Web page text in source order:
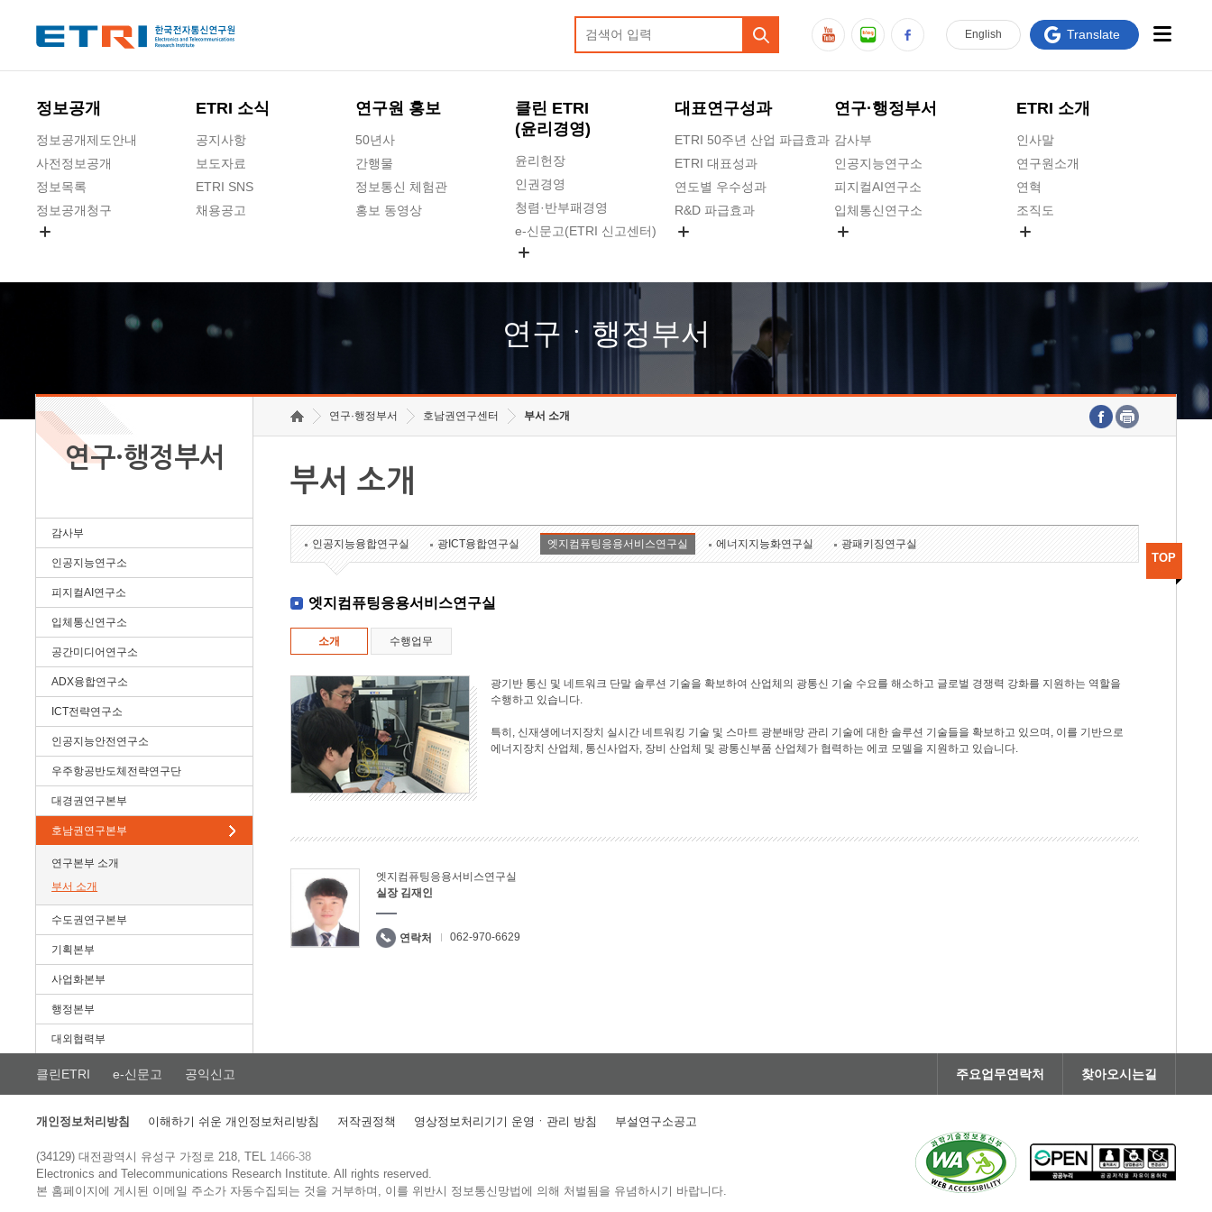
정보공개
정보공개제도안내
사전정보공개
정보목록
정보공개청구
ETRI 소식
공지사항
보도자료
ETRI SNS
채용공고
연구원 홍보
50년사
간행물
정보통신 체험관
홍보 동영상
클린 ETRI
(윤리경영)
윤리헌장
인권경영
청렴·반부패경영
e-신문고(ETRI 신고센터)
고객의소리
수의계약 현황
대표연구성과
ETRI 50주년 산업 파급효과
ETRI 대표성과
연도별 우수성과
R&D 파급효과
연구·행정부서
감사부
인공지능연구소
피지컬AI연구소
입체통신연구소
호남권연구본부
기획본부
ETRI 소개
인사말
연구원소개
연혁
조직도
연구원 고객헌장
주요업무연락처
English Translate
연구ㆍ행정부서
연구·행정부서
감사부
인공지능연구소
피지컬AI연구소
입체통신연구소
공간미디어연구소
ADX융합연구소
ICT전략연구소
인공지능안전연구소
우주항공반도체전략연구단
대경권연구본부
호남권연구본부
연구본부 소개
부서 소개
수도권연구본부
기획본부
사업화본부
행정본부
대외협력부
연구·행정부서 호남권연구센터 부서 소개
부서 소개
인공지능융합연구실 광ICT융합연구실 엣지컴퓨팅응용서비스연구실 에너지지능화연구실 광패키징연구실
엣지컴퓨팅응용서비스연구실
소개 수행업무
광기반 통신 및 네트워크 단말 솔루션 기술을 확보하여 산업체의 광통신 기술 수요를 해소하고 글로벌 경쟁력 강화를 지원하는 역할을
수행하고 있습니다.
특히, 신재생에너지장치 실시간 네트워킹 기술 및 스마트 광분배망 관리 기술에 대한 솔루션 기술들을 확보하고 있으며, 이를 기반으로
에너지장치 산업체, 통신사업자, 장비 산업체 및 광통신부품 산업체가 협력하는 에코 모델을 지원하고 있습니다.
엣지컴퓨팅응용서비스연구실
실장 김재인
연락처 062-970-6629
TOP
클린ETRI e-신문고 공익신고 주요업무연락처 찾아오시는길
개인정보처리방침 이해하기 쉬운 개인정보처리방침 저작권정책 영상정보처리기기 운영ㆍ관리 방침 부설연구소공고
(34129) 대전광역시 유성구 가정로 218, TEL 1466-38
Electronics and Telecommunications Research Institute.All rights reserved.
본 홈페이지에 게시된 이메일 주소가 자동수집되는 것을 거부하며, 이를 위반시 정보통신망법에 의해 처벌됨을 유념하시기 바랍니다.